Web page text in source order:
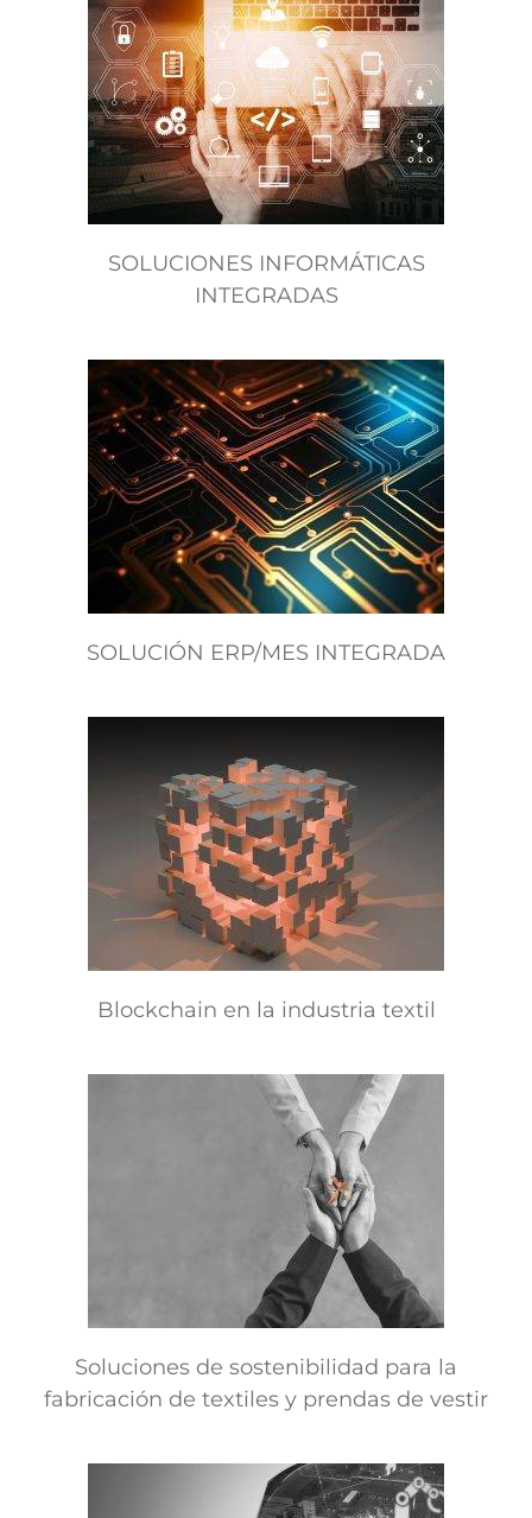
SOLUCIONES INFORMÁTICAS
INTEGRADAS
SOLUCIÓN ERP/MES INTEGRADA
Blockchain en la industria textil
Soluciones de sostenibilidad para la
fabricación de textiles y prendas de vestir